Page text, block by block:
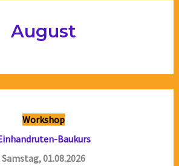
August
Workshop
Baukurs
Samstag, 01.08.2026